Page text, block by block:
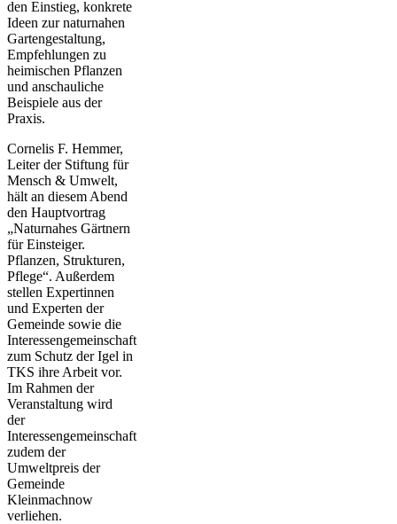
den Einstieg, konkrete
Ideen zur naturnahen
Gartengestaltung,
Empfehlungen zu
heimischen Pflanzen
und anschauliche
Beispiele aus der
Praxis.
Cornelis F. Hemmer,
Leiter der Stiftung für
Mensch & Umwelt,
hält an diesem Abend
den Hauptvortrag
„Naturnahes Gärtnern
für Einsteiger.
Pflanzen, Strukturen,
Pflege“. Außerdem
stellen Expertinnen
und Experten der
Gemeinde sowie die
Interessengemeinschaft
zum Schutz der Igel in
TKS ihre Arbeit vor.
Im Rahmen der
Veranstaltung wird
der
Interessengemeinschaft
zudem der
Umweltpreis der
Gemeinde
Kleinmachnow
verliehen.